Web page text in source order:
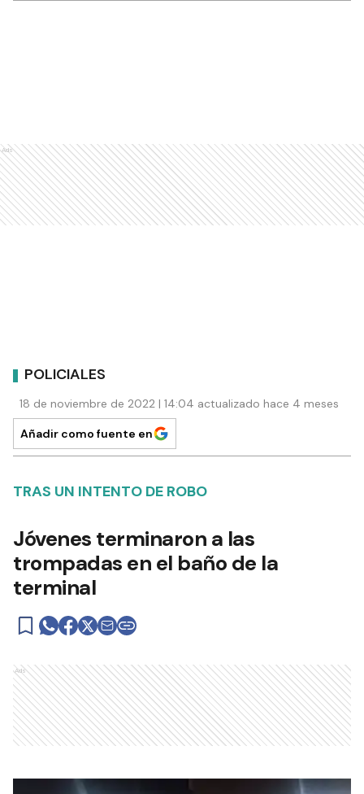
Ads
POLICIALES
18 de noviembre de 2022 | 14:04 actualizado hace 4 meses
Añadir como fuente en
TRAS UN INTENTO DE ROBO
Jóvenes terminaron a las
trompadas en el baño de la
terminal
Ads